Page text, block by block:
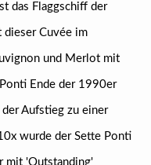
das Flaggschiff der
dieser Cuvée im
und Merlot mit
Ende der 1990er
Aufstieg zu einer
wurde der Sette Ponti
mit 'Outstanding'